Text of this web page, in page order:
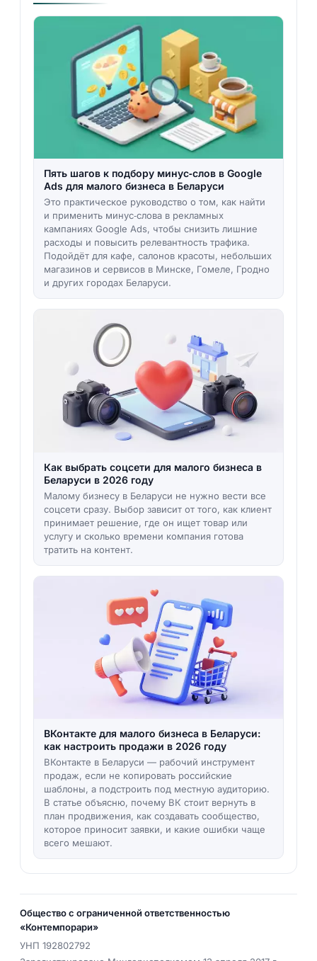
Пять шагов к подбору минус‑слов в Google
Ads для малого бизнеса в Беларуси
Это практическое руководство о том, как найти
и применить минус‑слова в рекламных
кампаниях Google Ads, чтобы снизить лишние
расходы и повысить релевантность трафика.
Подойдёт для кафе, салонов красоты, небольших
магазинов и сервисов в Минске, Гомеле, Гродно
и других городах Беларуси.
Как выбрать соцсети для малого бизнеса в
Беларуси в 2026 году
Малому бизнесу в Беларуси не нужно вести все
соцсети сразу. Выбор зависит от того, как клиент
принимает решение, где он ищет товар или
услугу и сколько времени компания готова
тратить на контент.
ВКонтакте для малого бизнеса в Беларуси:
как настроить продажи в 2026 году
ВКонтакте в Беларуси — рабочий инструмент
продаж, если не копировать российские
шаблоны, а подстроить под местную аудиторию.
В статье объясню, почему ВК стоит вернуть в
план продвижения, как создавать сообщество,
которое приносит заявки, и какие ошибки чаще
всего мешают.
Общество с ограниченной ответственностью
«Контемпорари»
УНП 192802792